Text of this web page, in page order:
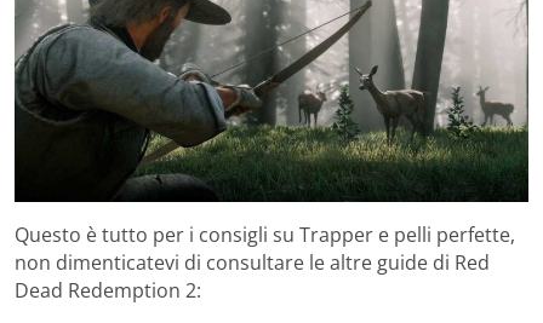
Questo è tutto per i consigli su Trapper e pelli perfette,
non dimenticatevi di consultare le altre guide di Red
Dead Redemption 2: